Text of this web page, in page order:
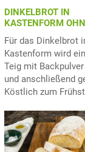
DINKELBROT IN
KASTENFORM
Für das Dinkelbrot
Kastenform wird
Teig mit
und anschließend
Köstlich zum